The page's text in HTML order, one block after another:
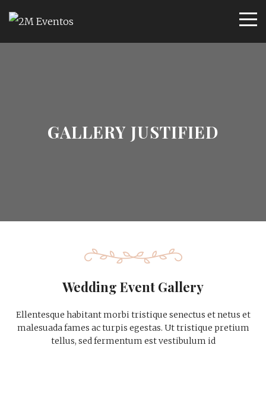
GALLERY JUSTIFIED
Wedding Event Gallery
Ellentesque habitant morbi tristique senectus et netus et
malesuada fames ac turpis egestas. Ut tristique pretium
tellus, sed fermentum est vestibulum id